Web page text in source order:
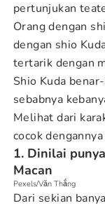
pertunjukan
Orang dengan
dengan shio
tertarik dengan
Shio Kuda
sebabnya
Melihat dari
cocok
1. Dinilai
Macan
Pexels/Văn Thắng
Dari sekian